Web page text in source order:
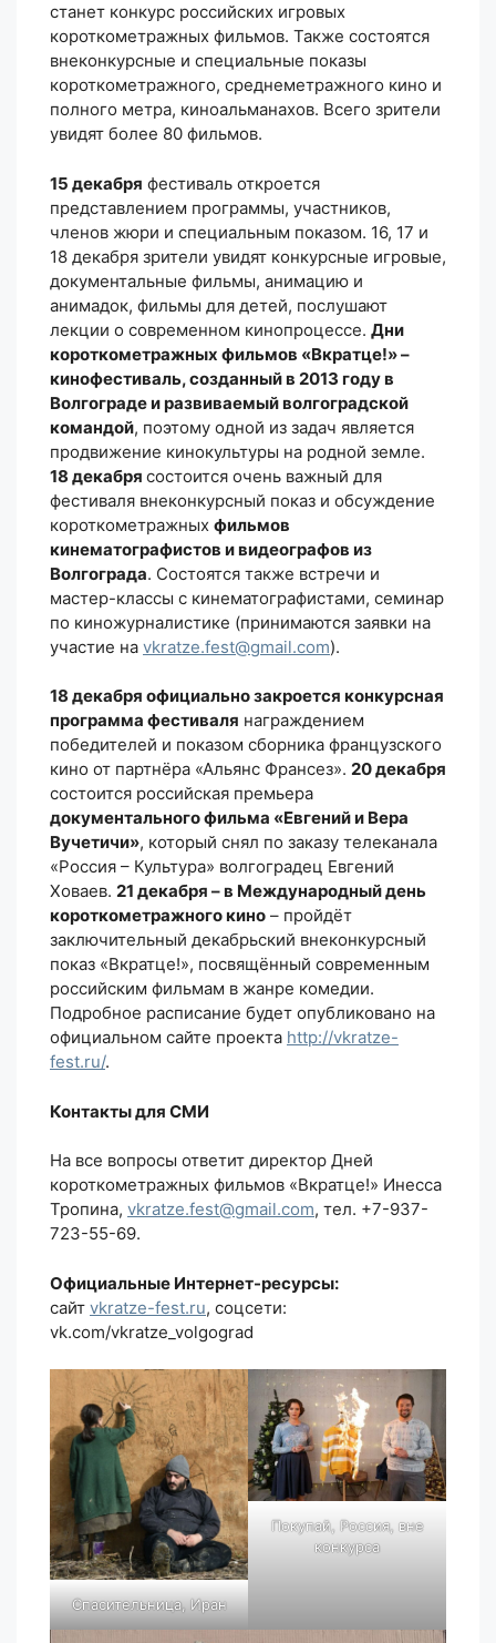
станет конкурс российских игровых
короткометражных фильмов. Также состоятся
внеконкурсные и специальные показы
короткометражного, среднеметражного кино и
полного метра, киноальманахов. Всего зрители
увидят более 80 фильмов.
15 декабря фестиваль откроется
представлением программы, участников,
членов жюри и специальным показом. 16, 17 и
18 декабря зрители увидят конкурсные игровые,
документальные фильмы, анимацию и
анимадок, фильмы для детей, послушают
лекции о современном кинопроцессе. Дни
короткометражных фильмов «Вкратце!» –
кинофестиваль, созданный в 2013 году в
Волгограде и развиваемый волгоградской
командой, поэтому одной из задач является
продвижение кинокультуры на родной земле.
18 декабря состоится очень важный для
фестиваля внеконкурсный показ и обсуждение
короткометражных фильмов
кинематографистов и видеографов из
Волгограда. Состоятся также встречи и
мастер-классы с кинематографистами, семинар
по киножурналистике (принимаются заявки на
участие на vkratze.fest@gmail.com).
18 декабря официально закроется конкурсная
программа фестиваля награждением
победителей и показом сборника французского
кино от партнёра «Альянс Франсез». 20 декабря
состоится российская премьера
документального фильма «Евгений и Вера
Вучетичи», который снял по заказу телеканала
«Россия – Культура» волгоградец Евгений
Ховаев. 21 декабря – в Международный день
короткометражного кино – пройдёт
заключительный декабрьский внеконкурсный
показ «Вкратце!», посвящённый современным
российским фильмам в жанре комедии.
Подробное расписание будет опубликовано на
официальном сайте проекта http://vkratze-
fest.ru/.
Контакты для СМИ
На все вопросы ответит директор Дней
короткометражных фильмов «Вкратце!» Инесса
Тропина, vkratze.fest@gmail.com, тел. +7-937-
723-55-69.
Официальные Интернет-ресурсы:
сайт vkratze-fest.ru, соцсети:
vk.com/vkratze_volgograd
Спасительница, Иран
Покупай, Россия, вне
конкурса